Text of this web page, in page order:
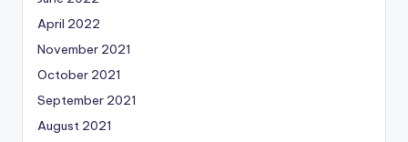
April 2022
November 2021
October 2021
September 2021
August 2021